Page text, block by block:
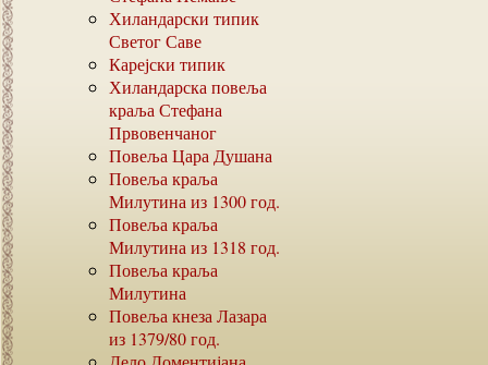
Хиландарски типик
Светог Саве
Карејски типик
Хиландарска повеља
краља Стефана
Првовенчаног
Повеља Цара Душана
Повеља краља
Милутина из 1300год.
Повеља краља
Милутина из 1318 год.
Повеља краља
Милутина
Повеља кнеза Лазара
из 1379/80год.